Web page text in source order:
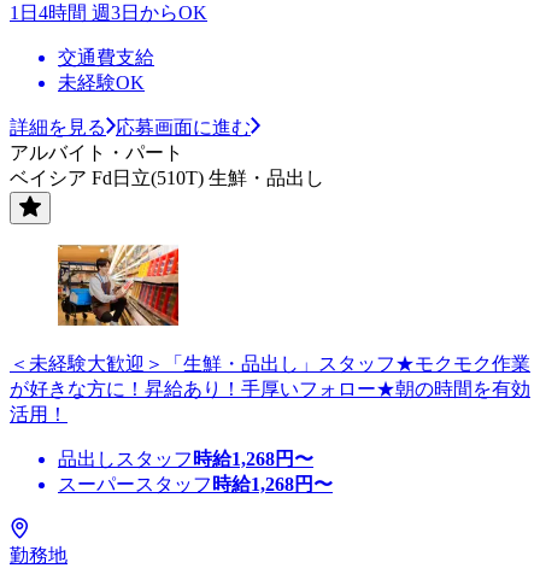
1日4時間 週3日からOK
交通費支給
未経験OK
詳細を見る
応募画面に進む
アルバイト・パート
ベイシア Fd日立(510T) 生鮮・品出し
＜未経験大歓迎＞「生鮮・品出し」スタッフ★モクモク作業
が好きな方に！昇給あり！手厚いフォロー★朝の時間を有効
活用！
品出しスタッフ 時給1,268円〜
スーパースタッフ 時給1,268円〜
勤務地